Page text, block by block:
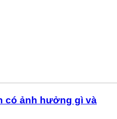
có ảnh hưởng gì và